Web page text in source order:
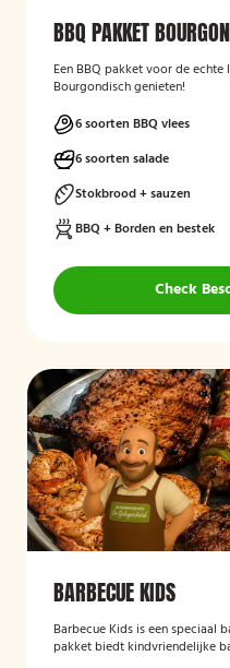
BBQ PAKKET
Een BBQ pakket voor de
Bourgondisch genieten!
6 soorten BBQ vlees
6 soorten salade
Stokbrood + sauzen
BBQ + Borden en bestek
Check
BARBECUE KIDS
Barbecue Kids is een speciaal
pakket biedt kindvriendelijke